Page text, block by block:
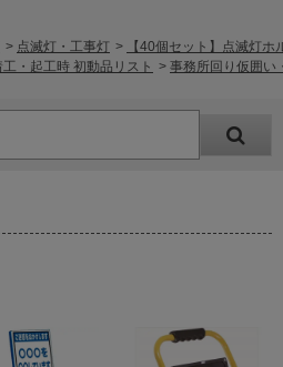
> 点滅灯・工事灯 >
【40個セット】点滅灯
工・起工時 初動品リスト > 事務所回り仮囲い